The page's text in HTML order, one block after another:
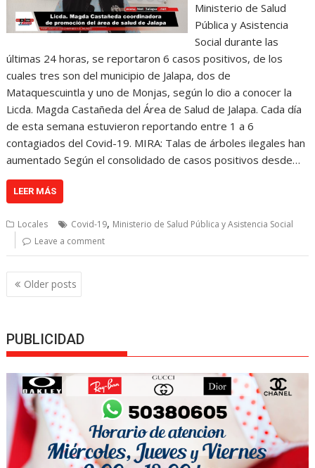
Ministerio de Salud
Pública y Asistencia
Social durante las
últimas 24 horas, se reportaron 6 casos positivos, de los
cuales tres son del municipio de Jalapa, dos de
Mataquescuintla y uno de Monjas, según lo dio a conocer la
Licda. Magda Castañeda del Área de Salud de Jalapa. Cada día
de esta semana estuvieron reportando entre 1 a 6
contagiados del Covid-19. MIRA: Talas de árboles ilegales han
aumentado Según el consolidado de casos positivos desde…
LEER MÁS
Locales Covid-19, Ministerio de Salud Pública y Asistencia Social
Leave a comment
Posts
navigation
Older posts
PUBLICIDAD